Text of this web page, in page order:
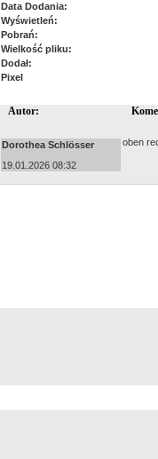
Data Dodania:
Wyświetleń:
Pobrań:
Wielkość pliku:
Dodał:
Pixel
Autor:
Dorothea Schlösser
19.01.2026 08:32
oben